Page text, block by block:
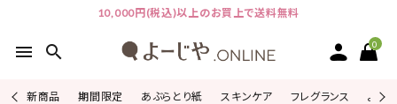
10,000円(税込)以上のお買上で送料無料
menu search 0
新商品 期間限定 あぶらとり紙 スキンケア フレグランス よじ